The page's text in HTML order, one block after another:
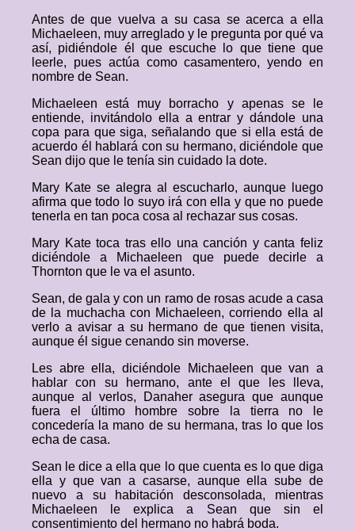
Antes de que vuelva a su casa se acerca a ella
Michaeleen, muy arreglado y le pregunta por qué va
así, pidiéndole él que escuche lo que tiene que
leerle, pues actúa como casamentero, yendo en
nombre de Sean.
Michaeleen está muy borracho y apenas se le
entiende, invitándolo ella a entrar y dándole una
copa para que siga, señalando que si ella está de
acuerdo él hablará con su hermano, diciéndole que
Sean dijo que le tenía sin cuidado la dote.
Mary Kate se alegra al escucharlo, aunque luego
afirma que todo lo suyo irá con ella y que no puede
tenerla en tan poca cosa al rechazar sus cosas.
Mary Kate toca tras ello una canción y canta feliz
diciéndole a Michaeleen que puede decirle a
Thornton que le va el asunto.
Sean, de gala y con un ramo de rosas acude a casa
de la muchacha con Michaeleen, corriendo ella al
verlo a avisar a su hermano de que tienen visita,
aunque él sigue cenando sin moverse.
Les abre ella, diciéndole Michaeleen que van a
hablar con su hermano, ante el que les lleva,
aunque al verlos, Danaher asegura que aunque
fuera el último hombre sobre la tierra no le
concedería la mano de su hermana, tras lo que los
echa de casa.
Sean le dice a ella que lo que cuenta es lo que diga
ella y que van a casarse, aunque ella sube de
nuevo a su habitación desconsolada, mientras
Michaeleen le explica a Sean que sin el
consentimiento del hermano no habrá boda.